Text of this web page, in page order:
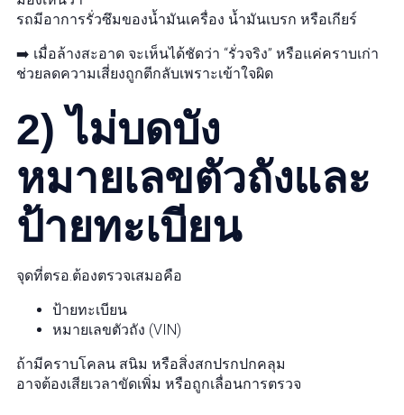
รถมีอาการรั่วซึมของน้ำมันเครื่อง น้ำมันเบรก หรือเกียร์
➡️ เมื่อล้างสะอาด จะเห็นได้ชัดว่า “รั่วจริง” หรือแค่คราบเก่า
ช่วยลดความเสี่ยงถูกตีกลับเพราะเข้าใจผิด
2) ไม่บดบัง
หมายเลขตัวถังและ
ป้ายทะเบียน
จุดที่ตรอ.ต้องตรวจเสมอคือ
ป้ายทะเบียน
หมายเลขตัวถัง (VIN)
ถ้ามีคราบโคลน สนิม หรือสิ่งสกปรกปกคลุม
อาจต้องเสียเวลาขัดเพิ่ม หรือถูกเลื่อนการตรวจ